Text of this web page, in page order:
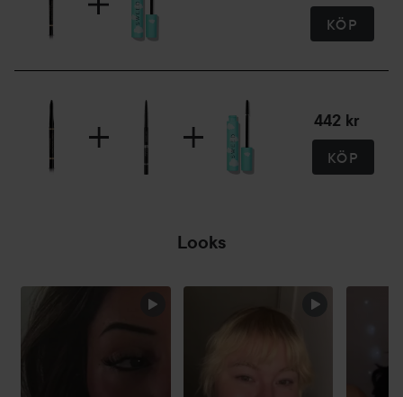
KÖP
442 kr
KÖP
Looks
HOPPA ÖVER SEKTIONEN